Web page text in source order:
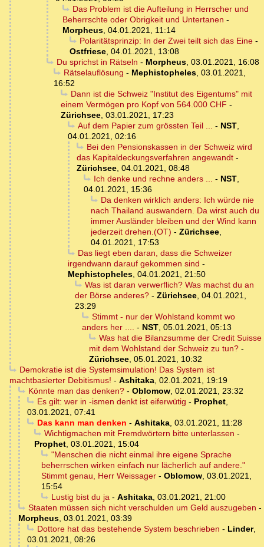
Das Problem ist die Aufteilung in Herrscher und
Beherrschte oder Obrigkeit und Untertanen -
Morpheus, 04.01.2021, 11:14
Polaritätsprinzip: In der Zwei teilt sich das Eine-
Ostfriese, 04.01.2021, 13:08
Du sprichst in Rätseln - Morpheus, 03.01.2021, 16:08
Rätselauflösung - Mephistopheles, 03.01.2021,
16:52
Dann ist die Schweiz "Institut des Eigentums" mit
einem Vermögen pro Kopf von 564.000 CHF -
Zürichsee, 03.01.2021, 17:23
Auf dem Papier zum grössten Teil ... - NST,
04.01.2021, 02:16
Bei den Pensionskassen in der Schweiz wird
das Kapitaldeckungsverfahren angewandt -
Zürichsee, 04.01.2021, 08:48
Ich denke und rechne anders ... - NST,
04.01.2021, 15:36
Da denken wirklich anders: Ich würde nie
nach Thailand auswandern. Da wirst auch du
immer Ausländer bleiben und der Wind kann
jederzeit drehen.(OT) - Zürichsee,
04.01.2021, 17:53
Das liegt eben daran, dass die Schweizer
irgendwann darauf gekommen sind -
Mephistopheles, 04.01.2021, 21:50
Was ist daran verwerflich? Was machst du an
der Börse anderes? - Zürichsee, 04.01.2021,
23:29
Stimmt - nur der Wohlstand kommt wo
anders her .... - NST, 05.01.2021, 05:13
Was hat die Bilanzsumme der Credit Suisse
mit dem Wohlstand der Schweiz zu tun? -
Zürichsee, 05.01.2021, 10:32
Demokratie ist die Systemsimulation! Das System ist
machtbasierter Debitismus! - Ashitaka, 02.01.2021, 19:19
Könnte man das denken?- Oblomow, 02.01.2021, 23:32
Es gilt: wer in -ismen denkt ist eiferwütig - Prophet,
03.01.2021, 07:41
Das kann man denken - Ashitaka, 03.01.2021, 11:28
Wichtigmachen mit Fremdwörtern bitte unterlassen -
Prophet, 03.01.2021, 15:04
"Menschen die nicht einmal ihre eigene Sprache
beherrschen wirken einfach nur lächerlich auf andere."
Stimmt genau, Herr Weissager - Oblomow, 03.01.2021,
15:54
Lustig bist du ja- Ashitaka, 03.01.2021, 21:00
Staaten müssen sich nicht verschulden um Geld auszugeben -
Morpheus, 03.01.2021, 03:39
Dottore hat das bestehende System beschrieben - Linder,
03.01.2021, 08:26